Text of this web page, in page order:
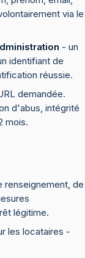
via le
- un
identifiant de
réussie.
demandée.
d'abus, intégrité
mois.
renseignement, de
légitime.
les locataires -